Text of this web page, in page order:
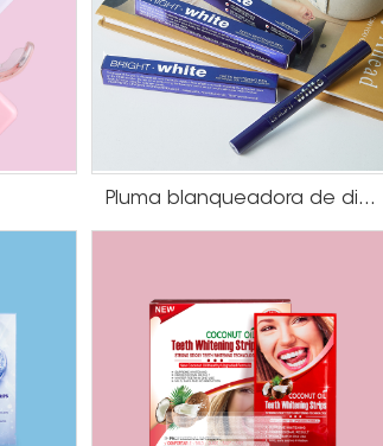
Pluma blanqueadora de dientes con sabor a menta